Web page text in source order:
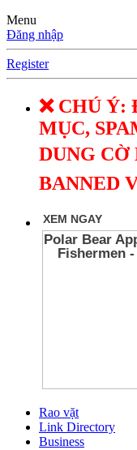
Menu
Đăng nhập
Register
❌ CHÚ Ý:
MỤC,
DUNG
BANNED
Rao vặt
Link Directory
Business